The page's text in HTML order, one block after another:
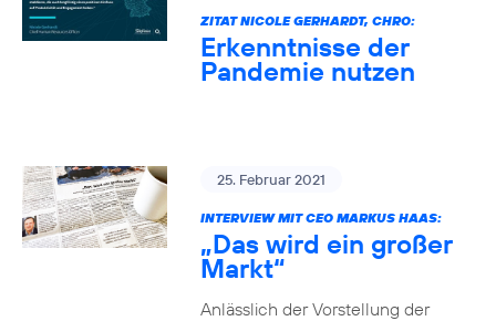
ZITAT NICOLE GERHARDT, CHRO:
Erkenntnisse der
Pandemie nutzen
25. Februar 2021
INTERVIEW MIT CEO MARKUS HAAS:
„Das wird ein großer
Markt“
Anlässlich der Vorstellung der